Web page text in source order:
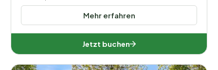
Mehr erfahren
Jetzt buchen